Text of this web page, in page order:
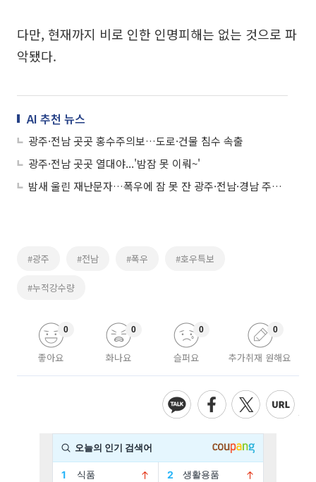
다만, 현재까지 비로 인한 인명피해는 없는 것으로 파
악됐다.
AI 추천 뉴스
광주·전남 곳곳 홍수주의보…도로·건물 침수 속출
광주·전남 곳곳 열대야...'밤잠 못 이뤄~'
밤새 울린 재난문자…폭우에 잠 못 잔 광주·전남·경남 주민들
#광주 #전남 #폭우 #호우특보
#누적강수량
좋아요
0
화나요
0
슬퍼요
0
추가취재 원해요
0